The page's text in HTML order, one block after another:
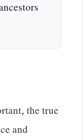
the true
and